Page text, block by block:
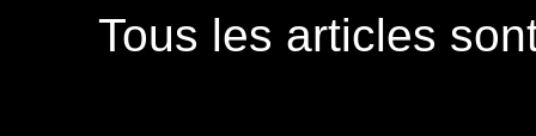
Tous les articles